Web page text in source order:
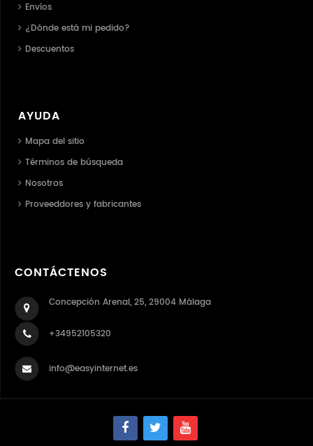
Envíos
¿Dónde está mi pedido?
Descuentos
AYUDA
Mapa del sitio
Términos de búsqueda
Nosotros
Proveeddores y fabricantes
CONTÁCTENOS
Concepción Arenal, 25, 29004 Málaga
+34952105320
info@easyinternet.es